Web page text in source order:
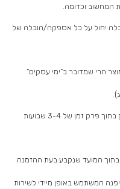
המחשוב וכדומה.
יחול על כל אספקה/הובלה של
הרי שמדובר ב”ימי עסקים”
5.6 לא נקבע מועד לאספקת המוצר הוא יסופק בתוך פרק זמן של 3-4 שבועות
בתוך המועד שנקבע בעת ההזמנה
המשתמש באופן מיידי לשירות